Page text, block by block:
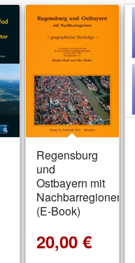
Regensburg
und
Ostbayern mit
Nachbarregionen
(E-Book)
20,00 €